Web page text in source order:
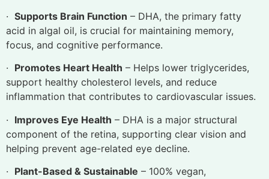
· Supports Brain Function – DHA, the primary fatty
acid in algal oil, is crucial for maintaining memory,
focus, and cognitive performance.
· Promotes Heart Health – Helps lower triglycerides,
support healthy cholesterol levels, and reduce
inflammation that contributes to cardiovascular issues.
· Improves Eye Health – DHA is a major structural
component of the retina, supporting clear vision and
helping prevent age-related eye decline.
· Plant-Based & Sustainable – 100% vegan,